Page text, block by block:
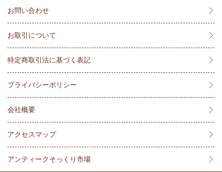
お問い合わせ
お取引について
特定商取引法に基づく表記
プライバシーポリシー
会社概要
アクセスマップ
アンティークそっくり市場